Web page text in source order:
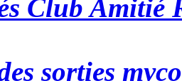
Club Amitié
sorties